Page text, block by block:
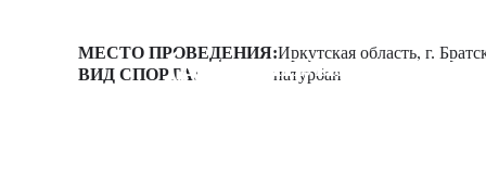
(дисциплина
МЕСТО ПРОВЕДЕНИЯ:Иркутская область, г.
ВИД СПОРТА:
натурбан